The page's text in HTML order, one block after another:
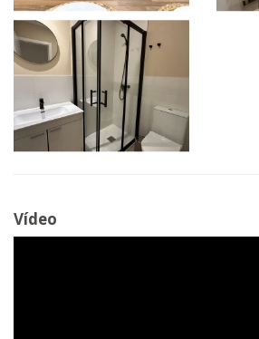
Vídeo